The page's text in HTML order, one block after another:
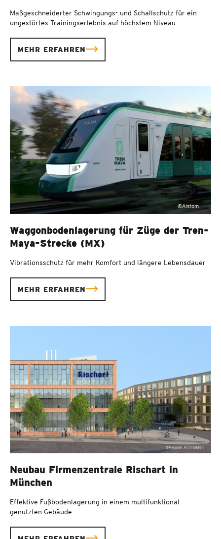
Maßgeschneiderter Schwingungs- und Schallschutz für ein
ungestörtes Trainingserlebnis auf höchstem Niveau
MEHR ERFAHREN
©Alstom
Waggonbodenlagerung für Züge der Tren-
Maya-Strecke (MX)
Vibrationsschutz für mehr Komfort und längere Lebensdauer
MEHR ERFAHREN
Neubau Firmenzentrale Rischart in
München
Effektive Fußbodenlagerung in einem multifunktional
genutzten Gebäude